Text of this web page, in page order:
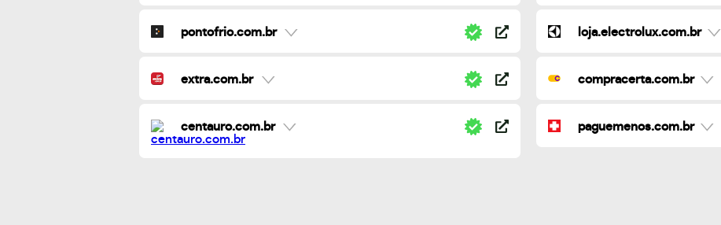
pontofrio.com.br
extra.com.br
centauro.com.br
loja.electrolux.com.br
compracerta.com.br
paguemenos.com.br